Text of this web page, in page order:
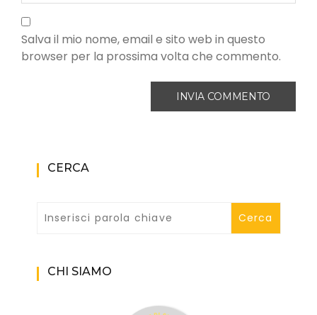
Salva il mio nome, email e sito web in questo
browser per la prossima volta che commento.
CERCA
CHI SIAMO